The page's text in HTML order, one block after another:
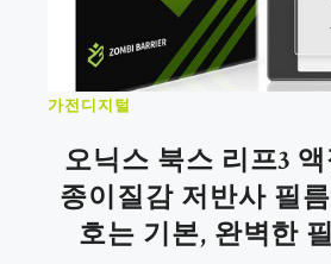
가전디지털
오닉스 북스 리프3
종이질감 저반사 필
호는 기본, 완벽한